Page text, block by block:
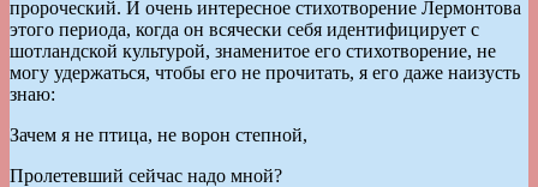
пророческий. И очень интересное стихотворение Лермонтова
этого периода, когда он всячески себя идентифицирует с
шотландской культурой, знаменитое его стихотворение, не
могу удержаться, чтобы его не прочитать, я его даже наизусть
знаю:
Зачем я не птица, не ворон степной,
Пролетевший сейчас надо мной?